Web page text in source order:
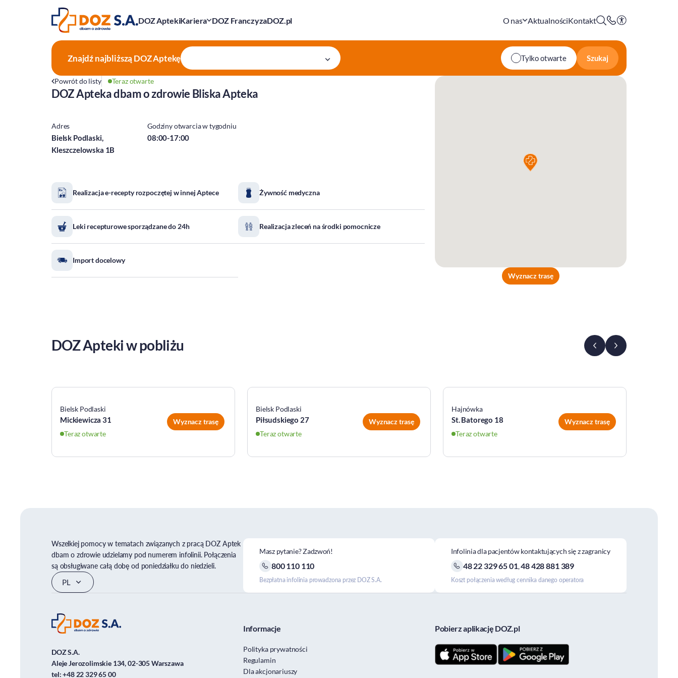
DOZ AptekiKariera DOZ FranczyzaDOZ.pl O nas AktualnościKontakt
Znajdź najbliższą DOZ Aptekę Tylko otwarte Szukaj
Powrót do listy Teraz otwarte
DOZ Apteka dbam o zdrowie Bliska Apteka
Adres
Bielsk Podlaski,
Kleszczelowska 1B
Godziny otwarcia w tygodniu
08:00-17:00
Realizacja e-recepty rozpoczętej w innej Aptece Żywność medyczna
Leki recepturowe sporządzane do 24h Realizacja zleceń na środki pomocnicze
Import docelowy
Wyznacz trasę
DOZ Apteki w pobliżu
Bielsk Podlaski
Mickiewicza 31
Teraz otwarte
Wyznacz trasę
Bielsk Podlaski
Piłsudskiego 27
Teraz otwarte
Wyznacz trasę
Hajnówka
St. Batorego 18
Teraz otwarte
Wyznacz trasę
Wszelkiej pomocy w tematach związanych z pracą DOZ Aptek
dbam o zdrowie udzielamy pod numerem infolinii. Połączenia
są obsługiwane całą dobę od poniedziałku do niedzieli.
Masz pytanie? Zadzwoń!
800 110 110
Bezpłatna infolinia prowadzona przez DOZ S.A.
Infolinia dla pacjentów kontaktujących się z zagranicy
48 22 329 65 01,48 428 881 389
Koszt połączenia według cennika danego operatora
DOZ S.A.
Aleje Jerozolimskie 134, 02-305 Warszawa
tel:+48 22 329 65 00
Informacje
Polityka prywatności
Regulamin
Dla akcjonariuszy
Pobierz aplikację DOZ.pl